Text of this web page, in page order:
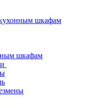
шкафам
шкафам